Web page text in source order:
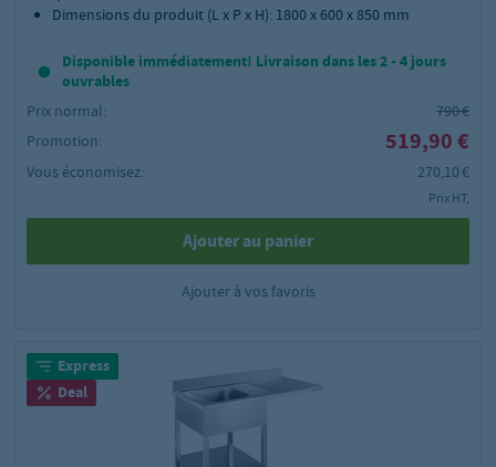
Dimensions du produit (L x P x H): 1800 x 600 x 850 mm
Disponible immédiatement! Livraison dans les 2 - 4 jours
ouvrables
Prix normal:
790 €
Promotion:
519,90 €
Vous économisez: 270,10 €
Prix HT,
Ajouter au panier
Ajouter à vos favoris
Express
Deal